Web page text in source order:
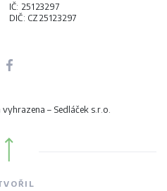
IČ: 25123297
DIČ: CZ25123297
– Sedláček s.r.o.